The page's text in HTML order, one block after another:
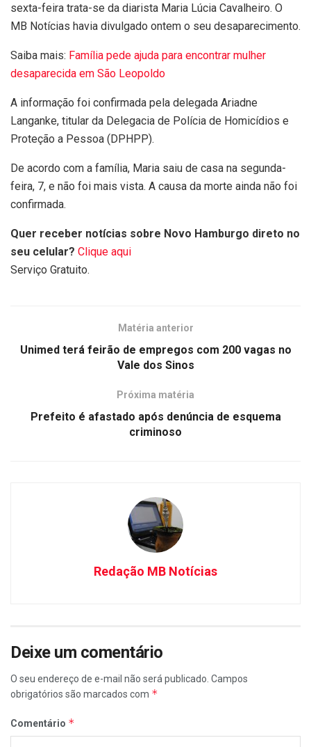
sexta-feira trata-se da diarista Maria Lúcia Cavalheiro. O
MB Notícias havia divulgado ontem o seu desaparecimento.
Saiba mais: Família pede ajuda para encontrar mulher
desaparecida em São Leopoldo
A informação foi confirmada pela delegada Ariadne
Langanke, titular da Delegacia de Polícia de Homicídios e
Proteção a Pessoa (DPHPP).
De acordo com a família, Maria saiu de casa na segunda-
feira, 7, e não foi mais vista. A causa da morte ainda não foi
confirmada.
Quer receber notícias sobre Novo Hamburgo direto no
seu celular? Clique aqui
Serviço Gratuito.
Matéria anterior
Unimed terá feirão de empregos com 200 vagas no
Vale dos Sinos
Próxima matéria
Prefeito é afastado após denúncia de esquema
criminoso
Redação MB Notícias
Deixe um comentário
O seu endereço de e-mail não será publicado. Campos
obrigatórios são marcados com *
Comentário *